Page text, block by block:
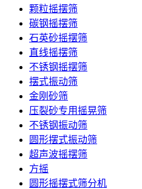
颗粒摇摆筛
碳钢摇摆筛
石英砂摇摆筛
直线摇摆筛
不锈钢摇摆筛
摆式振动筛
金刚砂筛
压裂砂专用摇晃筛
不锈钢振动筛
圆形摆式振动筛
超声波摇摆筛
方摇
圆形摇摆式筛分机